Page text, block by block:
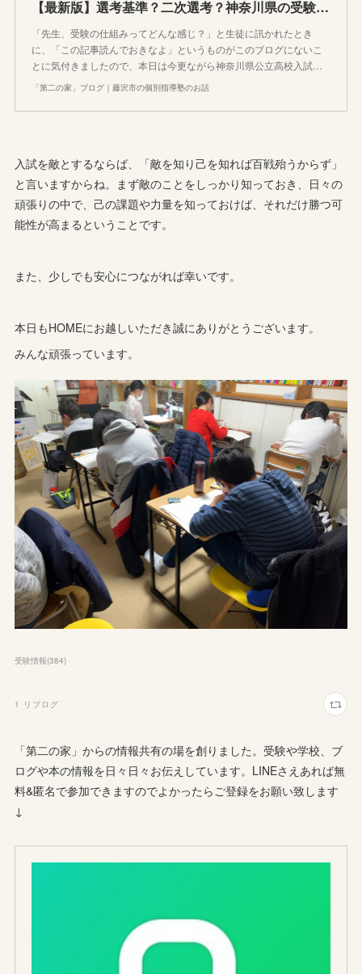
【最新版】選考基準？二次選考？神奈川県の受験の基本や公立高校入試の仕組みをシンプルに説明してみた
「先生、受験の仕組みってどんな感じ？」と生徒に訊かれたとき
に、「この記事読んでおきなよ」というものがこのブログにないこ
とに気付きましたので、本日は今更ながら神奈川県公立高校入試…
「第二の家」ブログ｜藤沢市の個別指導塾のお話
入試を敵とするならば、「敵を知り己を知れば百戦殆うからず」
と言いますからね。まず敵のことをしっかり知っておき、日々の
頑張りの中で、己の課題や力量を知っておけば、それだけ勝つ可
能性が高まるということです。
また、少しでも安心につながれば幸いです。
本日もHOMEにお越しいただき誠にありがとうございます。
みんな頑張っています。
受験情報(384)
1 リブログ
「第二の家」からの情報共有の場を創りました。受験や学校、ブ
ログや本の情報を日々日々お伝えしています。LINEさえあれば無
料&匿名で参加できますのでよかったらご登録をお願い致します
↓